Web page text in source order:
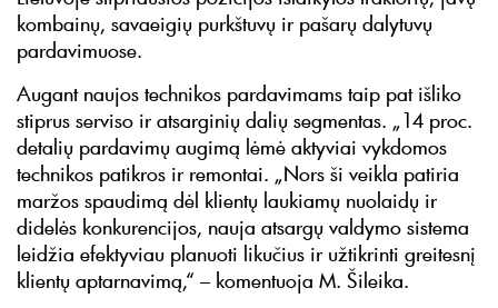
kombainų, savaeigių purkštuvų ir pašarų dalytuvų
pardavimuose.
Augant naujos technikos pardavimams taip pat išliko
stiprus serviso ir atsarginių dalių segmentas. „14 proc.
detalių pardavimų augimą lėmė aktyviai vykdomos
technikos patikros ir remontai. „Nors ši veikla patiria
maržos spaudimą dėl klientų laukiamų nuolaidų ir
didelės konkurencijos, nauja atsargų valdymo sistema
leidžia efektyviau planuoti likučius ir užtikrinti greitesnį
klientų aptarnavimą,“ – komentuoja M. Šileika.